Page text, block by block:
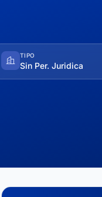
TIPO
Sin Per. Juridica